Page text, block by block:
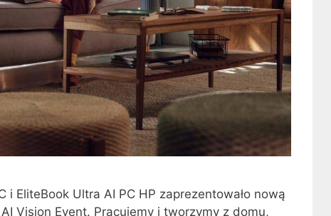
i EliteBook Ultra AI PC HP zaprezentowało nową
Vision Event. Pracujemy i tworzymy z domu,